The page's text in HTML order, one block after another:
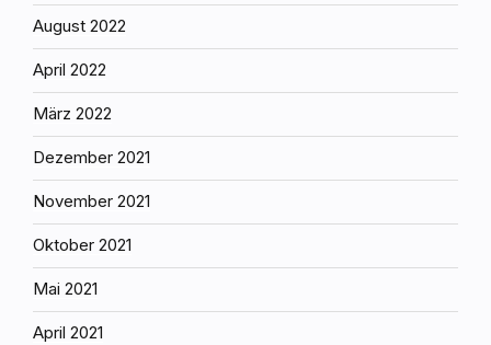
August 2022
April 2022
März 2022
Dezember 2021
November 2021
Oktober 2021
Mai 2021
April 2021